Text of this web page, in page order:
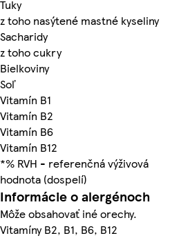
Tuky
z toho nasýtené mastné kyseliny
Sacharidy
z toho cukry
Bielkoviny
Soľ
Vitamín B1
Vitamín B2
Vitamín B6
Vitamín B12
*% RVH - referenčná výživová
hodnota (dospelí)
Informácie o alergénoch
Môže obsahovať iné orechy.
Vitamíny B2, B1, B6, B12